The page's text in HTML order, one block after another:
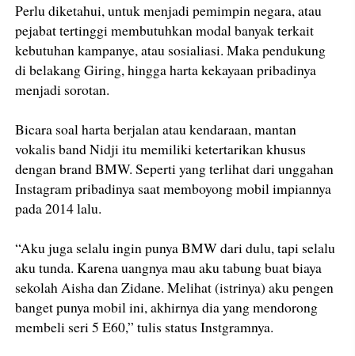
Perlu diketahui, untuk menjadi pemimpin negara, atau
pejabat tertinggi membutuhkan modal banyak terkait
kebutuhan kampanye, atau sosialiasi. Maka pendukung
di belakang Giring, hingga harta kekayaan pribadinya
menjadi sorotan.
Bicara soal harta berjalan atau kendaraan, mantan
vokalis band Nidji itu memiliki ketertarikan khusus
dengan brand BMW. Seperti yang terlihat dari unggahan
Instagram pribadinya saat memboyong mobil impiannya
pada 2014 lalu.
“Aku juga selalu ingin punya BMW dari dulu, tapi selalu
aku tunda. Karena uangnya mau aku tabung buat biaya
sekolah Aisha dan Zidane. Melihat (istrinya) aku pengen
banget punya mobil ini, akhirnya dia yang mendorong
membeli seri 5 E60,” tulis status Instgramnya.